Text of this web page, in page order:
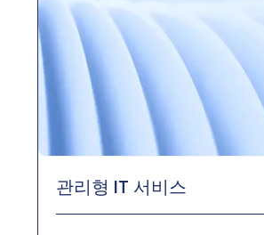
관리형 IT 서비스